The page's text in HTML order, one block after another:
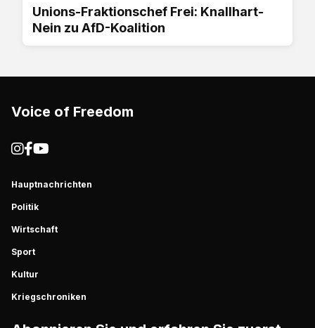
Unions-Fraktionschef Frei: Knallhart-
Nein zu AfD-Koalition
Voice of Freedom
Hauptnachrichten
Politik
Wirtschaft
Sport
Kultur
Kriegschroniken